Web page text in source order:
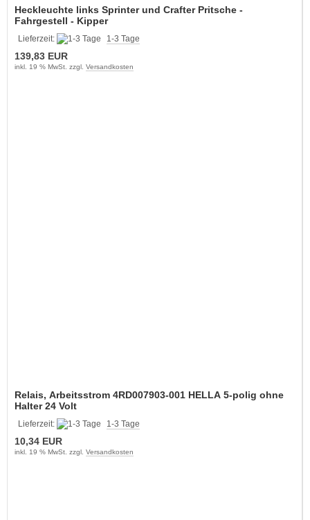
Heckleuchte links Sprinter und Crafter Pritsche -
Fahrgestell - Kipper
Lieferzeit: 1-3 Tage
139,83 EUR
inkl. 19 % MwSt. zzgl. Versandkosten
Relais, Arbeitsstrom 4RD007903-001 HELLA 5-polig ohne
Halter 24 Volt
Lieferzeit: 1-3 Tage
10,34 EUR
inkl. 19 % MwSt. zzgl. Versandkosten